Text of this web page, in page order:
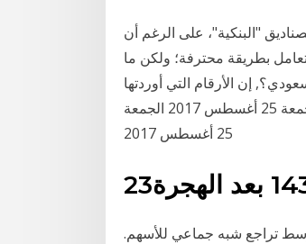
"البنكية"، على الرغم أن
بطريقة محترفة؛ ولكن ما
الصادر السعودي؟, إن الأرقام التي أوردتها
مصلحة الاحصاءات العامة والمعلومات فيما يتعلق ب م. إبراهيم الصحن | الجمعة 25 أغسطس 2017 الجمعة
25 أغسطس 2017
بأكثر من 200 نقطة قرب الـ7900 نقطة.. وسط تراجع شبه جماعي للأسهم.